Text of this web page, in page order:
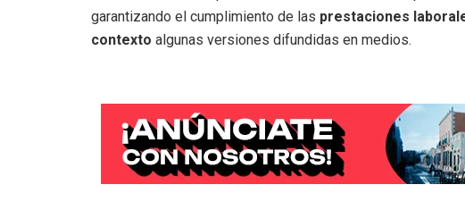
garantizando el cumplimiento de las prestaciones
contexto algunas versiones difundidas en medios.